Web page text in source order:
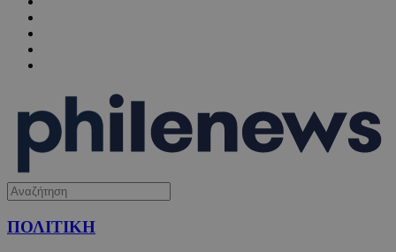
ΠΟΛΙΤΙΚΗ